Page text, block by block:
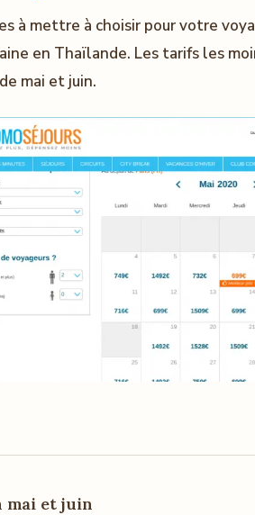
à mettre à choisir pour votre
en Thaïlande. Les tarifs les
mai et juin.
mai et juin